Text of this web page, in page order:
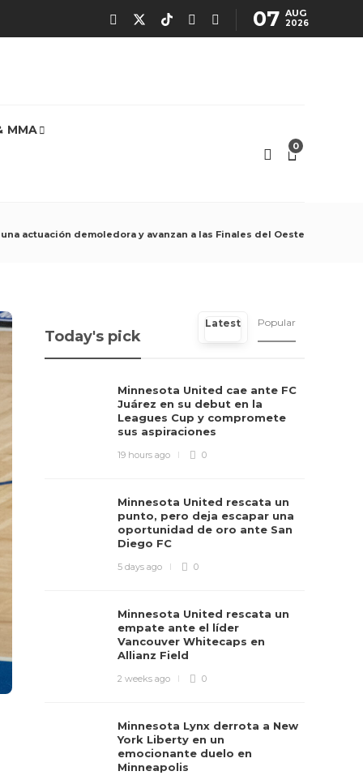
07 AUG
2026
MMA
0
actuación demoledora y avanzan a las Finales del Oeste
Today's pick
Latest Popular
Minnesota United cae ante FC
Juárez en su debut en la
Leagues Cup y compromete
sus aspiraciones
19 hours ago 0
Minnesota United rescata un
punto, pero deja escapar una
oportunidad de oro ante San
Diego FC
5 days ago 0
Minnesota United rescata un
empate ante el líder
Vancouver Whitecaps en
Allianz Field
2 weeks ago 0
Minnesota Lynx derrota a New
York Liberty en un
emocionante duelo en
Minneapolis